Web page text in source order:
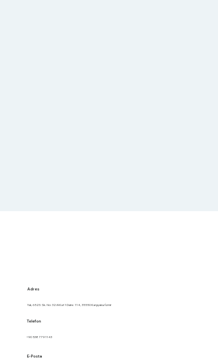
Adres
Yalı, 6523. Sk. No: 32/A Kat 1 Daire: 114, 35550 Karşıyaka/İzmir
Telefon
+90 538 779 1143
E-Posta